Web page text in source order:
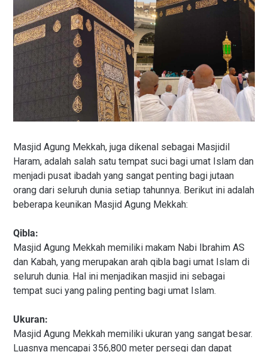
Masjid Agung Mekkah, juga dikenal sebagai Masjidil
Haram, adalah salah satu tempat suci bagi umat Islam dan
menjadi pusat ibadah yang sangat penting bagi jutaan
orang dari seluruh dunia setiap tahunnya. Berikut ini adalah
beberapa keunikan Masjid Agung Mekkah:
Qibla:
Masjid Agung Mekkah memiliki makam Nabi Ibrahim AS
dan Kabah, yang merupakan arah qibla bagi umat Islam di
seluruh dunia. Hal ini menjadikan masjid ini sebagai
tempat suci yang paling penting bagi umat Islam.
Ukuran:
Masjid Agung Mekkah memiliki ukuran yang sangat besar.
Luasnya mencapai 356,800 meter persegi dan dapat